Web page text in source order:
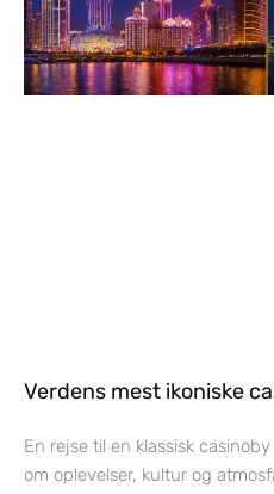
Verdens mest ikoniske
En rejse til en klassisk
om oplevelser, kultur og